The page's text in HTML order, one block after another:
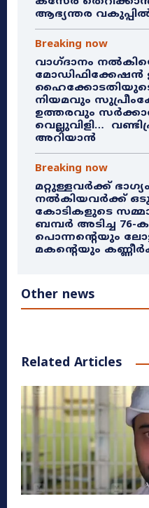
ആഭ്യന്തര
Breaking now
വാഗ്ദാനം
ഹൈക്കോടതിയുടെ
നിയമവും
ഉത്തരവും
വെല്ലുവിളി…
അറിയാൻ
Breaking now
മറ്റുള്ളവർക്ക് ഭാഗ്യം
നൽകിയവർക്ക്
കോടികളുടെ
ബമ്പർ അടിച്ച 76-
പൊന്നന്റെയും
മകന്റെയും
Other news
Related Articles